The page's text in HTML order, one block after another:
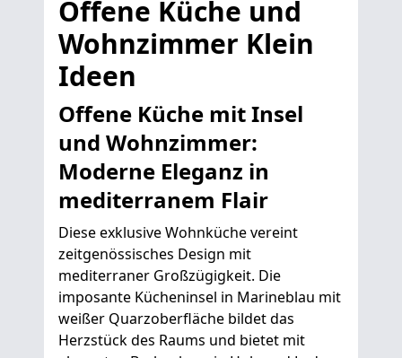
Offene Küche und
Wohnzimmer Klein
Ideen
Offene Küche mit Insel
und Wohnzimmer:
Moderne Eleganz in
mediterranem Flair
Diese exklusive Wohnküche vereint
zeitgenössisches Design mit
mediterraner Großzügigkeit. Die
imposante Kücheninsel in Marineblau mit
weißer Quarzoberfläche bildet das
Herzstück des Raums und bietet mit